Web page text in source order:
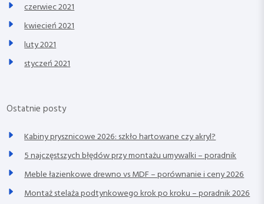
czerwiec 2021
kwiecień 2021
luty 2021
styczeń 2021
Ostatnie posty
Kabiny prysznicowe 2026: szkło hartowane czy akryl?
5 najczęstszych błędów przy montażu umywalki – poradnik
Meble łazienkowe drewno vs MDF – porównanie i ceny 2026
Montaż stelaża podtynkowego krok po kroku – poradnik 2026